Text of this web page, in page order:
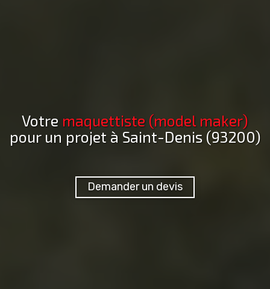
Votre maquettiste (model maker)
pour un projet à Saint-Denis (93200)
Demander un devis